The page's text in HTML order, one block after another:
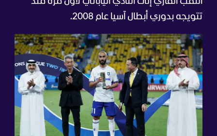
تتويجه بدوري أبطال آسيا عام 2008.